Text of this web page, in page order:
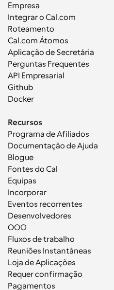
Empresa
Integrar o Cal.com
Roteamento
Cal.com Átomos
Aplicação de Secretária
Perguntas Frequentes
API Empresarial
Github
Docker
Recursos
Programa de Afiliados
Documentação de Ajuda
Blogue
Fontes do Cal
Equipas
Incorporar
Eventos recorrentes
Desenvolvedores
OOO
Fluxos de trabalho
Reuniões Instantâneas
Loja de Aplicações
Requer confirmação
Pagamentos